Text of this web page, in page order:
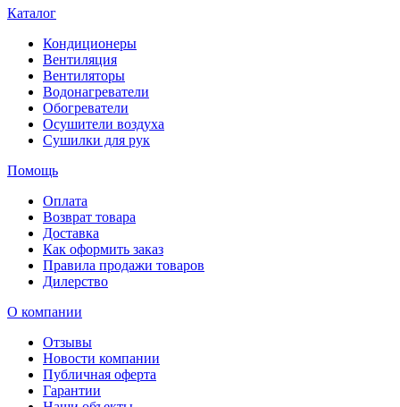
Каталог
Кондиционеры
Вентиляция
Вентиляторы
Водонагреватели
Обогреватели
Осушители воздуха
Сушилки для рук
Помощь
Оплата
Возврат товара
Доставка
Как оформить заказ
Правила продажи товаров
Дилерство
О компании
Отзывы
Новости компании
Публичная оферта
Гарантии